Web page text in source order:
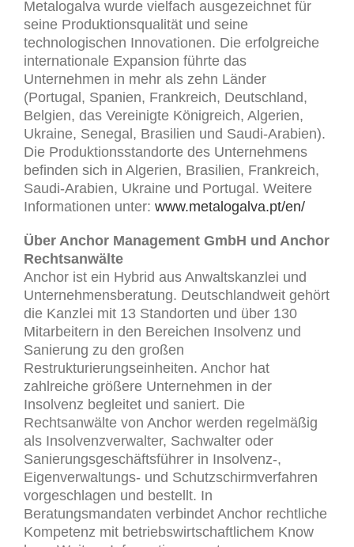
Metalogalva wurde vielfach ausgezeichnet für
seine Produktionsqualität und seine
technologischen Innovationen. Die erfolgreiche
internationale Expansion führte das
Unternehmen in mehr als zehn Länder
(Portugal, Spanien, Frankreich, Deutschland,
Belgien, das Vereinigte Königreich, Algerien,
Ukraine, Senegal, Brasilien und Saudi-Arabien).
Die Produktionsstandorte des Unternehmens
befinden sich in Algerien, Brasilien, Frankreich,
Saudi-Arabien, Ukraine und Portugal. Weitere
Informationen unter: www.metalogalva.pt/en/
Über Anchor Management GmbH und Anchor
Rechtsanwälte
Anchor ist ein Hybrid aus Anwaltskanzlei und
Unternehmensberatung. Deutschlandweit gehört
die Kanzlei mit 13 Standorten und über 130
Mitarbeitern in den Bereichen Insolvenz und
Sanierung zu den großen
Restrukturierungseinheiten. Anchor hat
zahlreiche größere Unternehmen in der
Insolvenz begleitet und saniert. Die
Rechtsanwälte von Anchor werden regelmäßig
als Insolvenzverwalter, Sachwalter oder
Sanierungsgeschäftsführer in Insolvenz-,
Eigenverwaltungs- und Schutzschirmverfahren
vorgeschlagen und bestellt. In
Beratungsmandaten verbindet Anchor rechtliche
Kompetenz mit betriebswirtschaftlichem Know